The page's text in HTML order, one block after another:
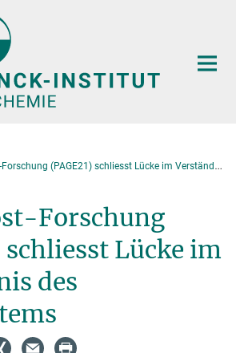
(PAGE21) schliesst Lücke im Verständnis des Klimasystems
Forschung
schliesst Lücke im
des